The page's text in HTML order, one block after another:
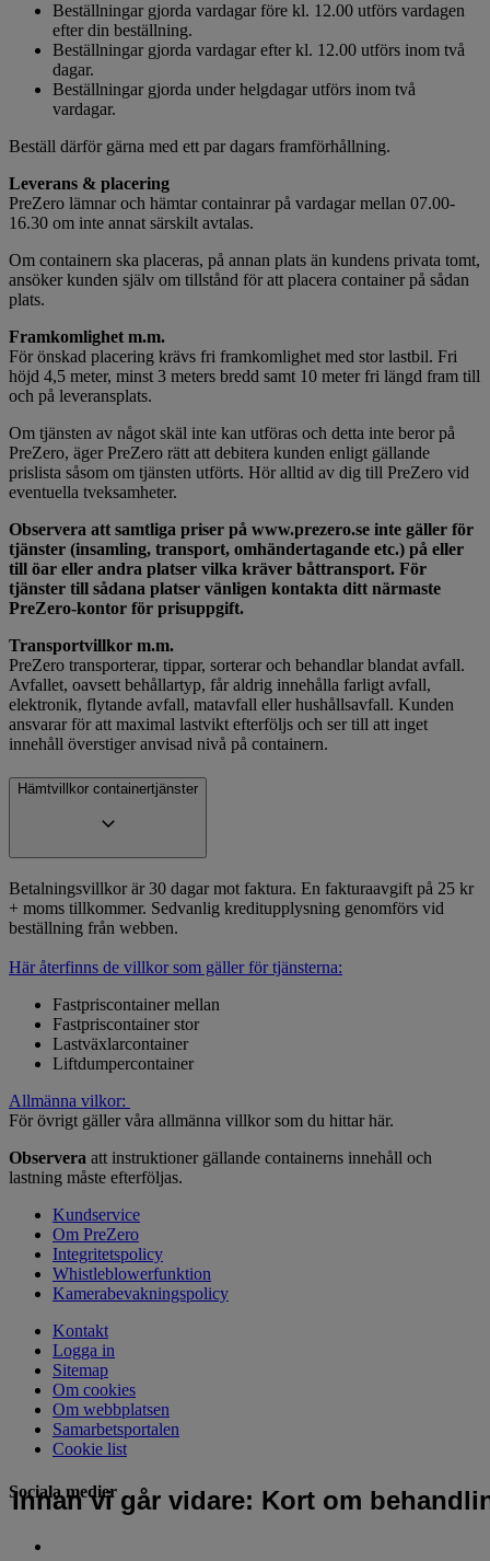
Innan vi går vidare: Kort om
Beställningar gjorda vardagar före kl. 12.00 utförs vardagen
efter din beställning.
Beställningar gjorda vardagar efter kl. 12.00 utförs inom två
dagar.
Beställningar gjorda under helgdagar utförs inom två
vardagar.
Beställ därför gärna med ett par dagars framförhållning.
Leverans & placering
PreZero lämnar och hämtar containrar på vardagar mellan 07.00-
16.30 om inte annat särskilt avtalas.
Om containern ska placeras, på annan plats än kundens privata tomt,
ansöker kunden själv om tillstånd för att placera container på sådan
plats.
Framkomlighet m.m.
För önskad placering krävs fri framkomlighet med stor lastbil. Fri
höjd 4,5 meter, minst 3 meters bredd samt 10 meter fri längd fram till
och på leveransplats.
Om tjänsten av något skäl inte kan utföras och detta inte beror på
PreZero, äger PreZero rätt att debitera kunden enligt gällande
prislista såsom om tjänsten utförts. Hör alltid av dig till PreZero vid
eventuella tveksamheter.
Observera att samtliga priser på www.prezero.se inte gäller för
tjänster (insamling, transport, omhändertagande etc.) på eller
till öar eller andra platser vilka kräver båttransport. För
tjänster till sådana platser vänligen kontakta ditt närmaste
PreZero-kontor för prisuppgift.
Transportvillkor m.m.
PreZero transporterar, tippar, sorterar och behandlar blandat avfall.
Avfallet, oavsett behållartyp, får aldrig innehålla farligt avfall,
elektronik, flytande avfall, matavfall eller hushållsavfall. Kunden
ansvarar för att maximal lastvikt efterföljs och ser till att inget
innehåll överstiger anvisad nivå på containern.
Hämtvillkor containertjänster
Betalningsvillkor är 30 dagar mot faktura. En fakturaavgift på 25 kr
+ moms tillkommer. Sedvanlig kreditupplysning genomförs vid
beställning från webben.
Här återfinns de villkor som gäller för tjänsterna:
Fastpriscontainer mellan
Fastpriscontainer stor
Lastväxlarcontainer
Liftdumpercontainer
Allmänna vilkor:
För övrigt gäller våra allmänna villkor som du hittar här.
Observera att instruktioner gällande containerns innehåll och
lastning måste efterföljas.
Kundservice
Om PreZero
Integritetspolicy
Whistleblowerfunktion
Kamerabevakningspolicy
Kontakt
Logga in
Sitemap
Om cookies
Om webbplatsen
Samarbetsportalen
Cookie list
Sociala medier